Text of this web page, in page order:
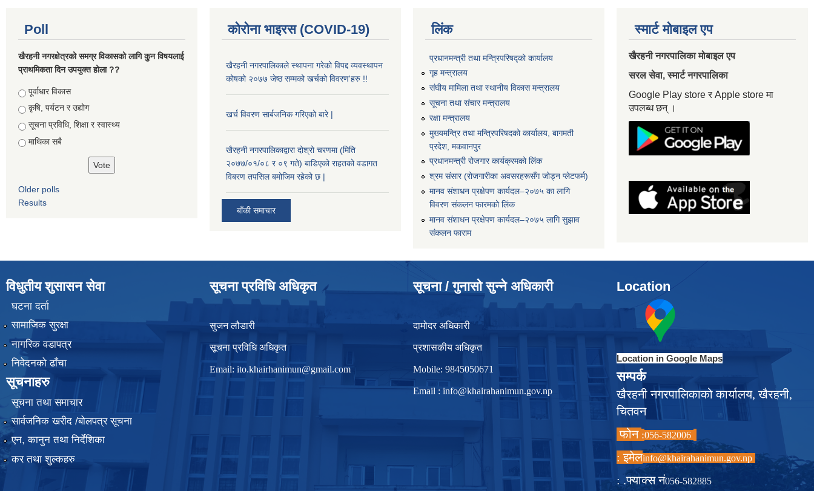
Poll
खैरहनी नगरक्षेत्रको समग्र विकासको लागि कुन विषयलाई
प्राथमिकता दिन उपयुक्त होला ??
Choices
पूर्वाधार विकास
कृषि, पर्यटन र उद्योग
सूचना प्रविधि, शिक्षा र स्वास्थ्य
माथिका सबै
Older polls
Results
कोरोना भाइरस (COVID-19)
खैरहनी नगरपालिकाले स्थापना गरेको विपद्द व्यवस्थापन
कोषको २०७७ जेष्ठ सम्मको खर्चको विवरण'हरु !!
खर्च विवरण सार्बजनिक गरिएको बारे |
खैरहनी नगरपालिकाद्वारा दोश्रो चरणमा (मिति
२०७७/०१/०८ र ०९ गते) बाडिएको राहतको वडागत
विबरण तपसिल बमोजिम रहेको छ |
बाँकी समाचार
लिंक
प्रधानमन्त्री तथा मन्त्रिपरिषद्को कार्यालय
गृह मन्त्रालय
संघीय मामिला तथा स्थानीय विकास मन्त्रालय
सूचना तथा संचार मन्त्रालय
रक्षा मन्त्रालय
मुख्यमन्त्रि तथा मन्त्रिपरिषदको कार्यालय, बागमती
प्रदेश, मकवानपुर
प्रधानमन्त्री रोजगार कार्यक्रमको लिंक
श्रम संसार (रोजगारीका अवसरहरूसँग जोड्न प्लेटफर्म)
मानव संशाधन प्रक्षेपण कार्यदल–२०७५ का लागि
विवरण संकलन फारमको लिंक
मानव संशाधन प्रक्षेपण कार्यदल–२०७५ लागि सुझाव
संकलन फाराम
स्मार्ट मोबाइल एप
खैरहनी नगरपालिका मोबाइल एप
सरल सेवा, स्मार्ट नगरपालिका
Google Play store र Apple store मा
उपलब्ध छन् ।
विधुतीय शुसासन सेवा
घटना दर्ता
सामाजिक सुरक्षा
नागरिक वडापत्र
निवेदनको ढाँचा
सूचनाहरु
सूचना तथा समाचार
सार्वजनिक खरीद /बोलपत्र सूचना
एन, कानुन तथा निर्देशिका
कर तथा शुल्कहरु
सूचना प्रविधि अधिकृत
सुजन लौडारी
सूचना प्रविधि अधिकृत
Email: ito.khairhanimun@gmail.com
सूचना / गुनासो सुन्ने अधिकारी
दामोदर अधिकारी
प्रशासकीय अधिकृत
Mobile: 9845050671
Email : info@khairahanimun.gov.np
Location
Location in Google Maps
सम्पर्क
खैरहनी नगरपालिकाको कार्यालय, खैरहनी,
चितवन
फोन :
इमेल :info@khairahanimun.gov.np
फ्याक्स नं. :056-582885